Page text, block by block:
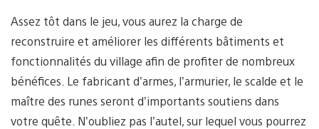
Assez tôt dans le jeu, vous aurez la charge de
reconstruire et améliorer les différents bâtiments et
fonctionnalités du village afin de profiter de nombreux
bénéfices. Le fabricant d’armes, l’armurier, le scalde et le
maître des runes seront d’importants soutiens dans
votre quête. N’oubliez pas l’autel, sur lequel vous pourrez